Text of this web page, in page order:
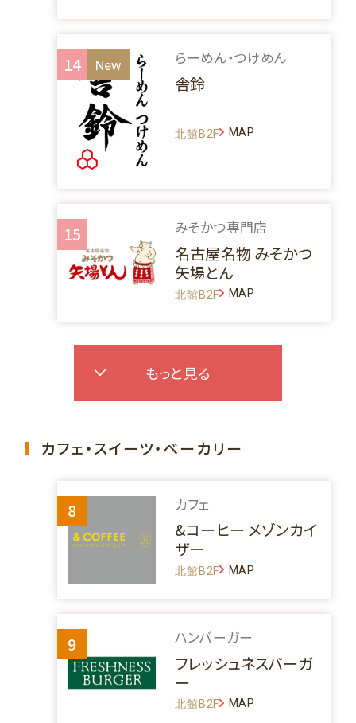
14 らーめん・つけめん
舎鈴
北館B2F MAP
15 みそかつ専門店
名古屋名物 みそかつ
矢場とん
北館B2F MAP
もっと見る
カフェ・スイーツ・ベーカリー
8 カフェ
&コーヒー メゾンカイ
ザー
北館B2F MAP
9 ハンバーガー
フレッシュネスバーガ
ー
北館B2F MAP